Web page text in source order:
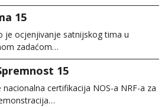
15
je ocjenjivanje satnijskog tima u
zadaćom…
15
certifikacija NOS-a NRF-a za